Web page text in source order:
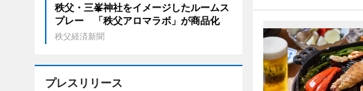
秩父・三峯神社をイメージしたルームス
プレー 「秩父アロマラボ」が商品化
秩父経済新聞
プレスリリース